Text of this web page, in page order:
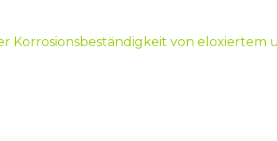
Korrosionsbeständigkeit von